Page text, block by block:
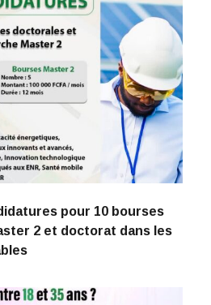
pour 10 bourses
2 et doctorat dans les